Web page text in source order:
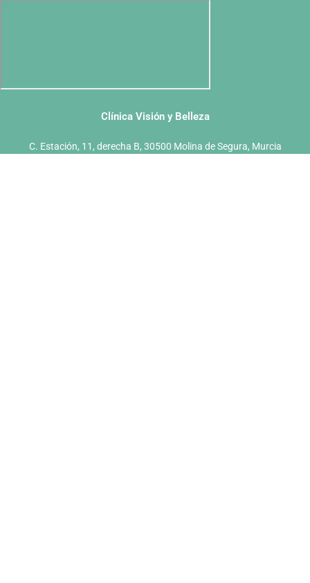
Clínica Visión y Belleza
C. Estación, 11, derecha B, 30500 Molina de Segura, Murcia